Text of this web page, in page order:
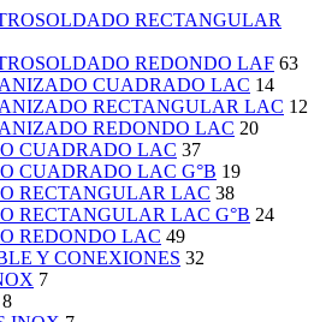
RECTANGULAR
REDONDO LAF 63
CUADRADO LAC 14
RECTANGULAR LAC 12
REDONDO LAC 20
CUADRADO LAC 37
CUADRADO LAC G°B 19
RECTANGULAR LAC 38
RECTANGULAR LAC G°B 24
REDONDO LAC 49
Y CONEXIONES 32
7
8